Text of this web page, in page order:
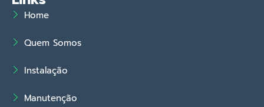
Home
Quem Somos
Instalação
Manutenção